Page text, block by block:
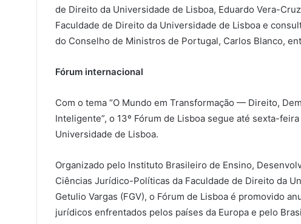
de Direito da Universidade de Lisboa, Eduardo Vera-
Faculdade de Direito da Universidade de Lisboa e
do Conselho de Ministros de Portugal, Carlos Blanco,
Fórum internacional
Com o tema “O Mundo em Transformação — Direito,
Inteligente”, o 13º Fórum de Lisboa segue até sexta-
Universidade de Lisboa.
Organizado pelo Instituto Brasileiro de Ensino,
Ciências Jurídico-Políticas da Faculdade de Direito da
Getulio Vargas (FGV), o Fórum de Lisboa é promovido
jurídicos enfrentados pelos países da Europa e pelo